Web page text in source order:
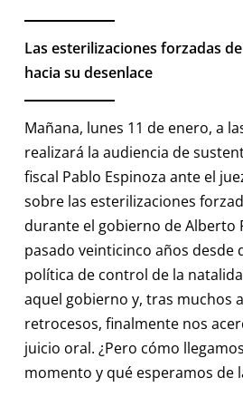
Las esterilizaciones forzadas
hacia su desenlace
Mañana, lunes 11 de enero, a
realizará la audiencia de
fiscal Pablo Espinoza ante el
sobre las esterilizaciones
durante el gobierno de Alberto
pasado veinticinco años desde
política de control de la
aquel gobierno y, tras muchos
retrocesos, finalmente nos
juicio oral. ¿Pero cómo
momento y qué esperamos de